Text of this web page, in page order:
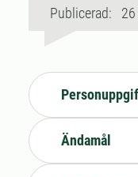
Publicerad: 26
Ändamål